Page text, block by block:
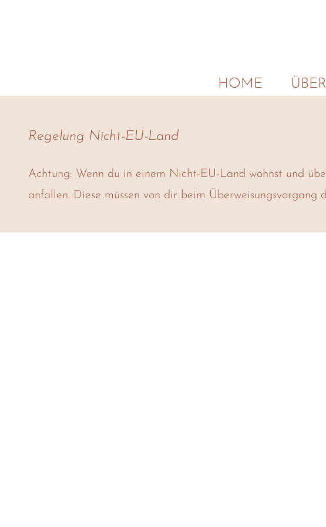
HOME
Regelung Nicht-EU-Land
Achtung: Wenn du in einem Nicht-EU-Land wohnst und
anfallen. Diese müssen von dir beim